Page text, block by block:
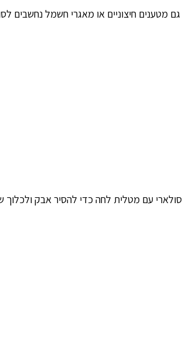
עם מטלית לחה כדי להסיר אבק ולכלוך